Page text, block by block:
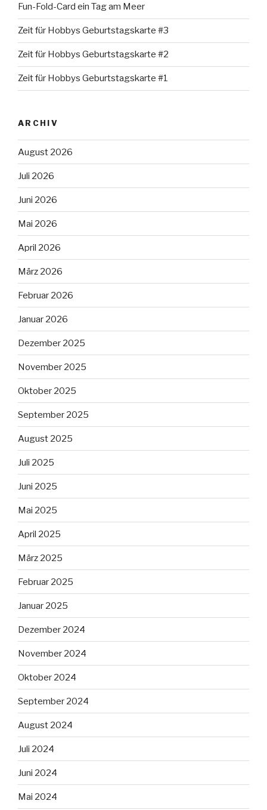
Fun-Fold-Card ein Tag am Meer
Zeit für Hobbys Geburtstagskarte #3
Zeit für Hobbys Geburtstagskarte #2
Zeit für Hobbys Geburtstagskarte #1
ARCHIV
August 2026
Juli 2026
Juni 2026
Mai 2026
April 2026
März 2026
Februar 2026
Januar 2026
Dezember 2025
November 2025
Oktober 2025
September 2025
August 2025
Juli 2025
Juni 2025
Mai 2025
April 2025
März 2025
Februar 2025
Januar 2025
Dezember 2024
November 2024
Oktober 2024
September 2024
August 2024
Juli 2024
Juni 2024
Mai 2024